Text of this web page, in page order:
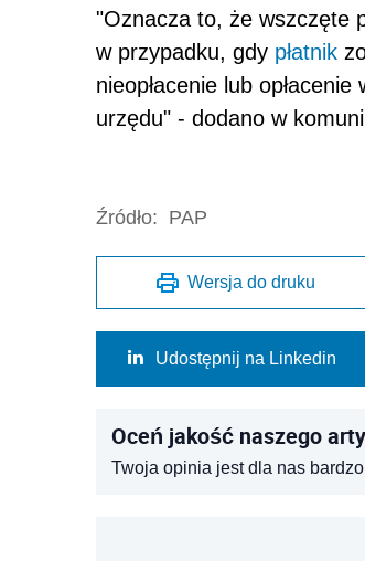
"Oznacza to, że wszczęte
w przypadku, gdy płatnik
nieopłacenie lub
urzędu" - dodano w
Źródło: PAP
Wersja do druku
Udostępnij na Linkedin
Oceń jakość naszego
Twoja opinia jest dla nas